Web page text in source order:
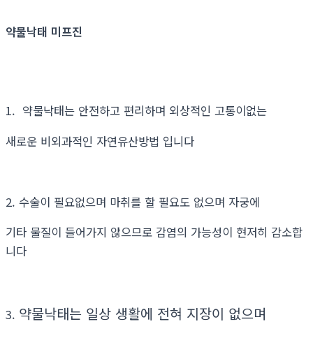
약물낙태 미프진
1. 약물낙태는 안전하고 편리하며 외상적인 고통이없는
새로운 비외과적인 자연유산방법 입니다
2. 수술이 필요없으며 마취를 할 필요도 없으며 자궁에
기타 물질이 들어가지 않으므로 감염의 가능성이 현저히 감소합
니다
3. 약물낙태는 일상 생활에 전혀 지장이 없으며